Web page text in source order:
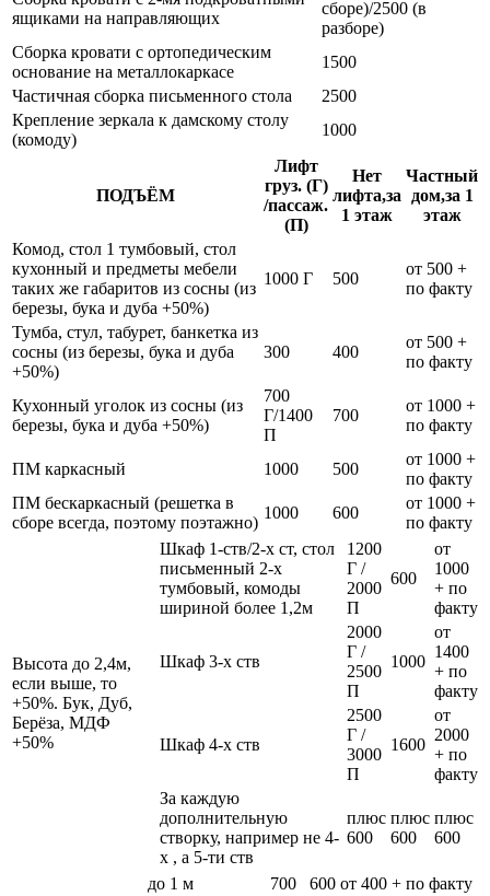
ящиками на направляющих
сборе)/2500 (в
разборе)
Сборка кровати с ортопедическим
основание на металлокаркасе
1500
Частичная сборка письменного стола
2500
Крепление зеркала к дамскому столу
(комоду)
1000
ПОДЪЁМ
Лифт
груз. (Г)
/пассаж.
(П)
Нет
лифта,за
1 этаж
Частный
дом,за 1
этаж
Комод, стол 1 тумбовый, стол
кухонный и предметы мебели
таких же габаритов из сосны (из
березы, бука и дуба +50%)
1000 Г 500
от 500 +
по факту
Тумба, стул, табурет, банкетка из
сосны (из березы, бука и дуба
+50%)
300 400
от 500 +
по факту
Кухонный уголок из сосны (из
березы, бука и дуба +50%)
700
Г/1400
П
700
от 1000 +
по факту
ПМ каркасный 1000 500
от 1000 +
по факту
ПМ бескаркасный (решетка в
сборе всегда, поэтому поэтажно)
1000 600
от 1000 +
по факту
Высота до 2,4м,
если выше, то
+50%. Бук, Дуб,
Берёза, МДФ
+50%
Шкаф 1-ств/2-х ст, стол
письменный 2-х
тумбовый, комоды
шириной более 1,2м
1200
Г /
2000
П
600
от
1000
+ по
факту
Шкаф 3-х ств
2000
Г /
2500
П
1000
от
1400
+ по
факту
Шкаф 4-х ств
2500
Г /
3000
П
1600
от
2000
+ по
факту
За каждую
дополнительную
створку, например не 4-
х , а 5-ти ств
плюс
600
плюс
600
плюс
600
до 1 м 700 600 от 400 + по факту